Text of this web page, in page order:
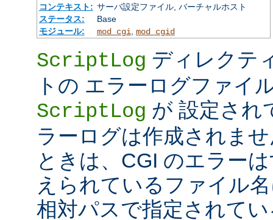
コンテキスト: サーバ設定ファイル, バーチャルホスト
ステータス:
Base
モジュール:
mod_cgi mod_cgid
ScriptLog ディレクテ
トの エラーログファイ
ScriptLog が 設定され
ラーログは作成されま
ときは、CGI のエラー
えられているファイル
相対パスで指定されて